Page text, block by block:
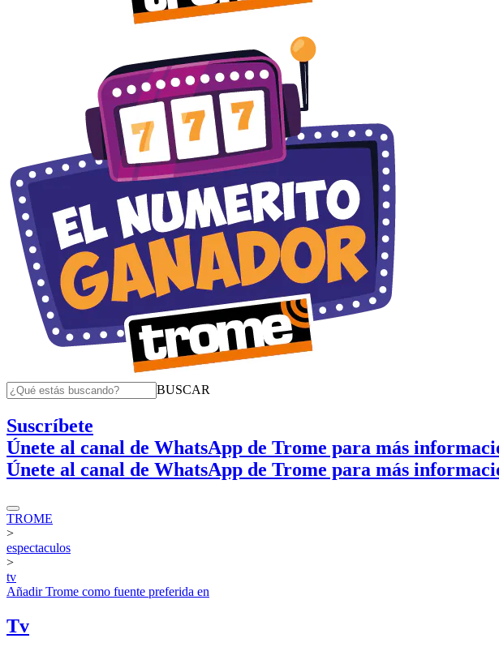
BUSCAR
Suscríbete
Únete al canal de WhatsApp de Trome para más
Únete al canal de WhatsApp de Trome para más
TROME
>
espectaculos
>
tv
AñadirTrome como fuente preferida en
Tv